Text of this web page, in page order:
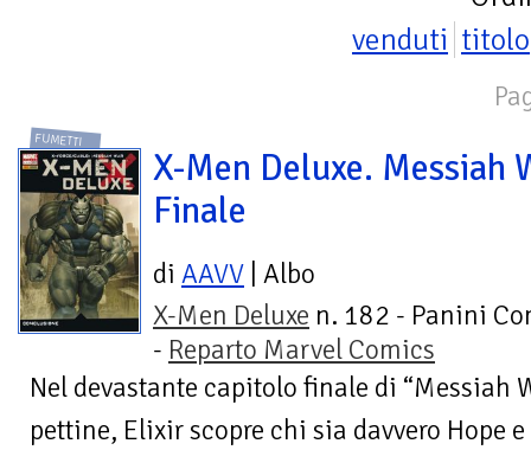
venduti titolo
FUMETTI
X-Men Deluxe. Messiah
Finale
di AAVV | Albo
X-Men Deluxe n. 182 - Panini
- Reparto Marvel Comics
Nel devastante capitolo finale di “Messiah
pettine, Elixir scopre chi sia davvero Hope